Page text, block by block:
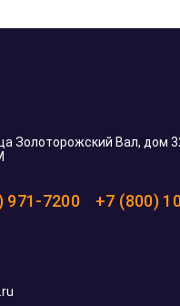
Золоторожский Вал, дом
971-7200 +7 (800)